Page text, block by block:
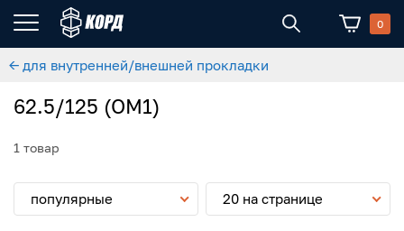
0
← для внутренней/внешней прокладки
62.5/125 (OM1)
1 товар
популярные 20 на странице